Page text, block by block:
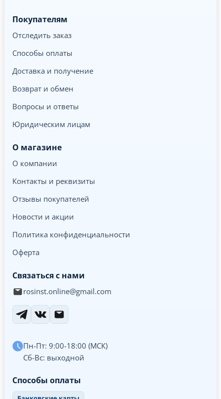
Покупателям
Отследить заказ
Способы оплаты
Доставка и получение
Возврат и обмен
Вопросы и ответы
Юридическим лицам
О магазине
О компании
Контакты и реквизиты
Отзывы покупателей
Новости и акции
Политика конфиденциальности
Оферта
Связаться с нами
rosinst.online@gmail.com
Пн-Пт: 9:00-18:00 (МСК)
Сб-Вс: выходной
Способы оплаты